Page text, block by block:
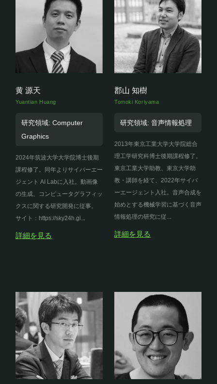
黄 源天
Yuantian Huang
研究領域: Computer
Graphics
2024年筑波大学大学院博士後期
課程修了。同年よりサイバーエー
ジェント AI Labに入社。動画像
の生成、コンピュータグラフィッ
クスに関する研究開発に従事。
サイト：https://sky24h.gi...
詳細を見る
郡山 知樹
Tomoki Koriyama
研究領域: 音声情報処理
2013年東京工業大学大学院総合
理工学研究科博士後期課程修了。
東京工業大学助教、東京大学助
教・講師を経て、2022年サイバ
ーエージェント入社。音声合成を
始めとする機械学習に基づく音声
情報処理の研究に従...
詳細を見る